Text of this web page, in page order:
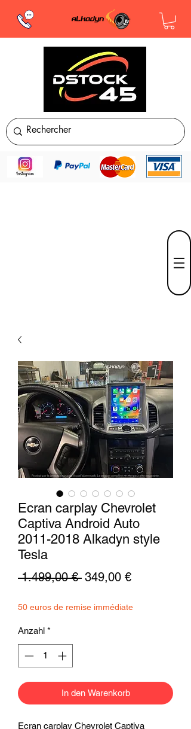
Ecran carplay Chevrolet
Captiva Android Auto
2011-2018 Alkadyn style
Tesla
1.499,00 € Standardpreis
349,00 €Sale-
50 euros de remise immédiate
Anzahl *
In den Warenkorb
Ecran carplay Chevrolet Captiva